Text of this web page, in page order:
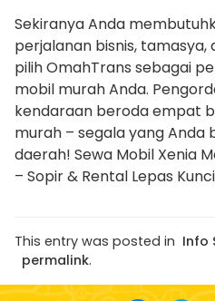
Sekiranya Anda
perjalanan bisnis,
pilih OmahTrans sebagai
mobil murah Anda.
kendaraan beroda empat
murah – segala yang Anda
daerah! Sewa Mobil Xenia
– Sopir & Rental Lepas Kunci
This entry was posted in Info
permalink.